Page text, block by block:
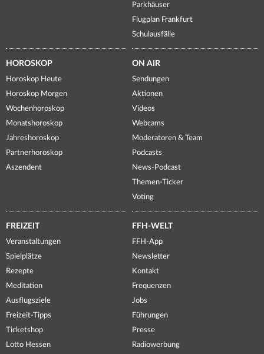
Parkhäuser
Flugplan Frankfurt
Schulausfälle
HOROSKOP
Horoskop Heute
Horoskop Morgen
Wochenhoroskop
Monatshoroskop
Jahreshoroskop
Partnerhoroskop
Aszendent
ON AIR
Sendungen
Aktionen
Videos
Webcams
Moderatoren & Team
Podcasts
News-Podcast
Themen-Ticker
Voting
FREIZEIT
Veranstaltungen
Spielplätze
Rezepte
Meditation
Ausflugsziele
Freizeit-Tipps
Ticketshop
Lotto Hessen
FFH-WELT
FFH-App
Newsletter
Kontakt
Frequenzen
Jobs
Führungen
Presse
Radiowerbung